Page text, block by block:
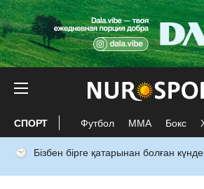
СПОРТ Футбол ММА Бокс
Бізбен бірге қатарынан болған